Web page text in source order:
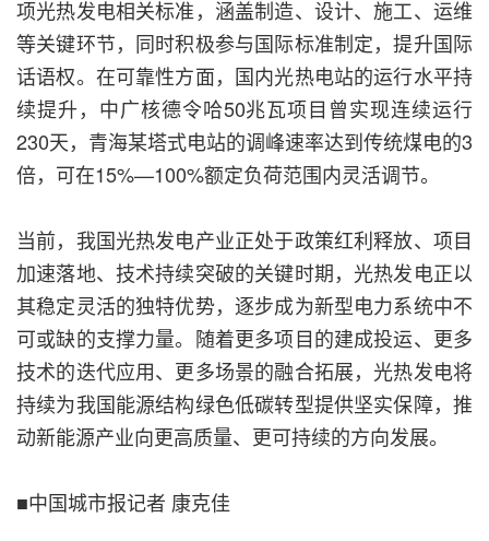
项光热发电相关标准，涵盖制造、设计、施工、运维
等关键环节，同时积极参与国际标准制定，提升国际
话语权。在可靠性方面，国内光热电站的运行水平持
续提升，中广核德令哈50兆瓦项目曾实现连续运行
230天，青海某塔式电站的调峰速率达到传统煤电的3
倍，可在15%—100%额定负荷范围内灵活调节。
当前，我国光热发电产业正处于政策红利释放、项目
加速落地、技术持续突破的关键时期，光热发电正以
其稳定灵活的独特优势，逐步成为新型电力系统中不
可或缺的支撑力量。随着更多项目的建成投运、更多
技术的迭代应用、更多场景的融合拓展，光热发电将
持续为我国能源结构绿色低碳转型提供坚实保障，推
动新能源产业向更高质量、更可持续的方向发展。
■中国城市报记者 康克佳